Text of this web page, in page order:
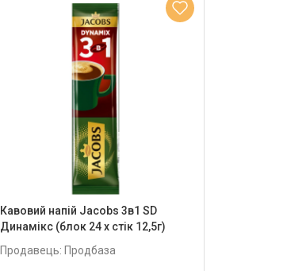
Кавовий напій Jacobs 3в1 SD
Динамікс (блок 24 х стік 12,5г)
Продавець: Продбаза